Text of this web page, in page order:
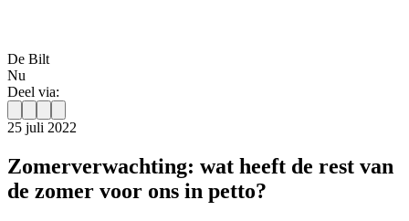
De Bilt
Nu
Deel via:
25 juli 2022
Zomerverwachting: wat heeft de rest van
de zomer voor ons in petto?